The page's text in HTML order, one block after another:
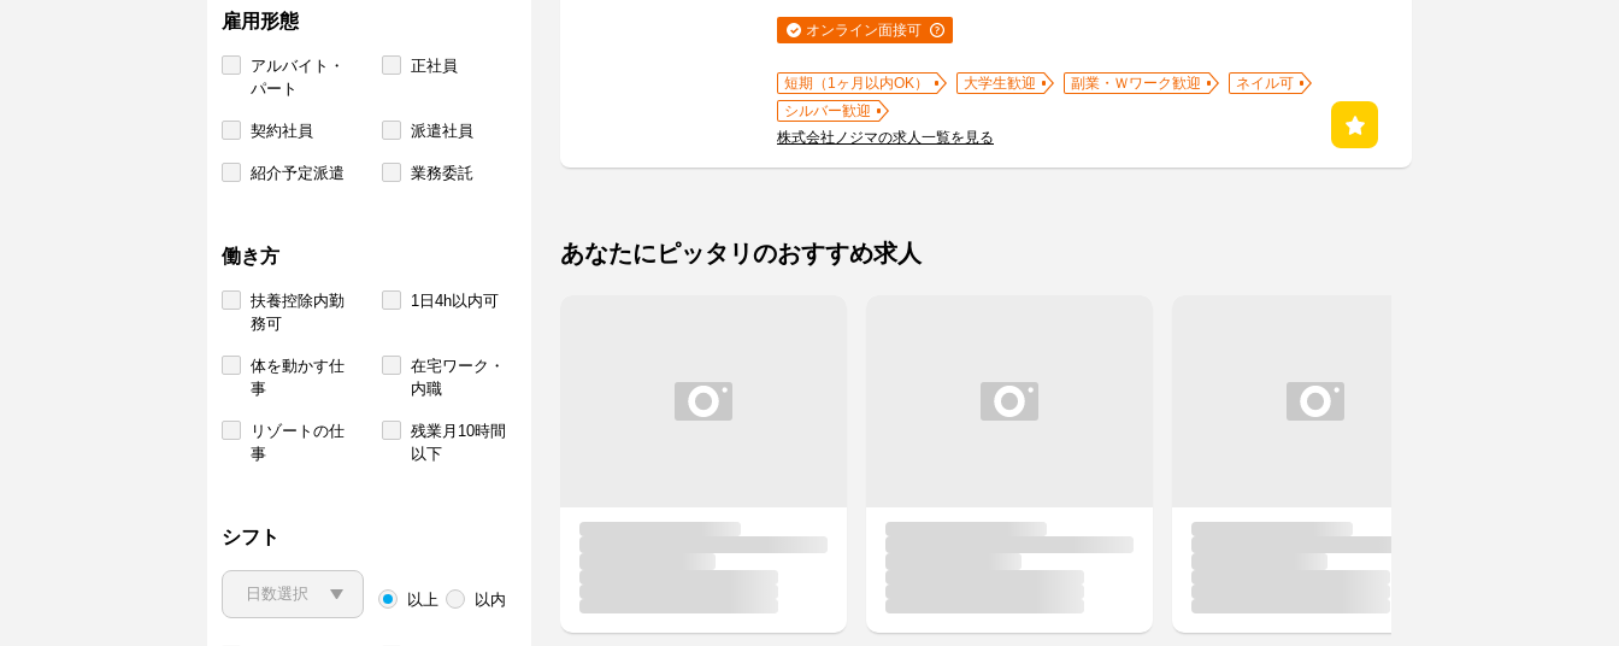
雇用形態
アルバイト・
パート
正社員
契約社員 派遣社員
紹介予定派遣 業務委託
働き方
扶養控除内勤
務可
1日4h以内可
体を動かす仕
事
在宅ワーク・
内職
リゾートの仕
事
残業月10時間
以下
シフト
以上 以内
オンライン面接可
短期（1ヶ月以内OK） 大学生歓迎 副業・Ｗワーク歓迎
ネイル可
シルバー歓迎
株式会社ノジマの求人一覧を見る
あなたにピッタリのおすすめ求人